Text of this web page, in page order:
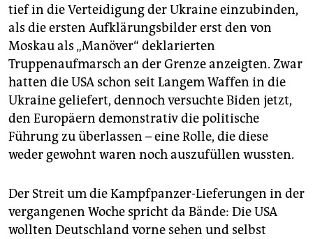
tief in die Verteidigung der Ukraine einzubinden,
als die ersten Aufklärungsbilder erst den von
Moskau als „Manöver“ deklarierten
Truppenaufmarsch an der Grenze anzeigten. Zwar
hatten die USA schon seit Langem Waffen in die
Ukraine geliefert, dennoch versuchte Biden jetzt,
den Europäern demonstrativ die politische
Führung zu überlassen – eine Rolle, die diese
weder gewohnt waren noch auszufüllen wussten.
Der Streit um die Kampfpanzer-Lieferungen in der
vergangenen Woche spricht da Bände: Die USA
wollten Deutschland vorne sehen und selbst